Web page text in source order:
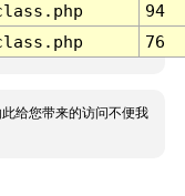
94
76
给您带来的访问不便我